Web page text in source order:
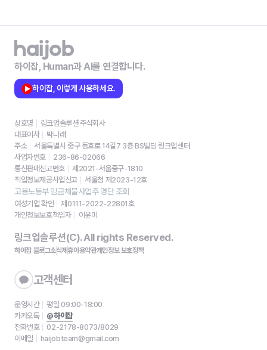
하이잡, Human과 AI를 연결합니다.
하이잡, 이렇게 사용하세요.
상호명
링크업솔루션 주식회사
대표이사
박나래
주소
서울특별시 중구 동호로 14길7 3층 BS빌딩 링크업센터
사업자번호
236-86-02066
통신판매신고번호
제2021-서울중구-1810
직업정보제공사업신고
서울청 제2023-12호
고용노동부 임금체불사업주 명단 조회
여성기업 확인
제0111-2022-22801호
개인정보보호책임자
이윤미
링크업솔루션(C). All rights Reserved.
하이잡 블로그소식제휴이용약관개인정보 보호정책
고객센터
운영시간
평일 09:00-18:00
카카오톡
@하이잡
전화번호
02-2178-8073/8029
이메일
haijobteam@gmail.com